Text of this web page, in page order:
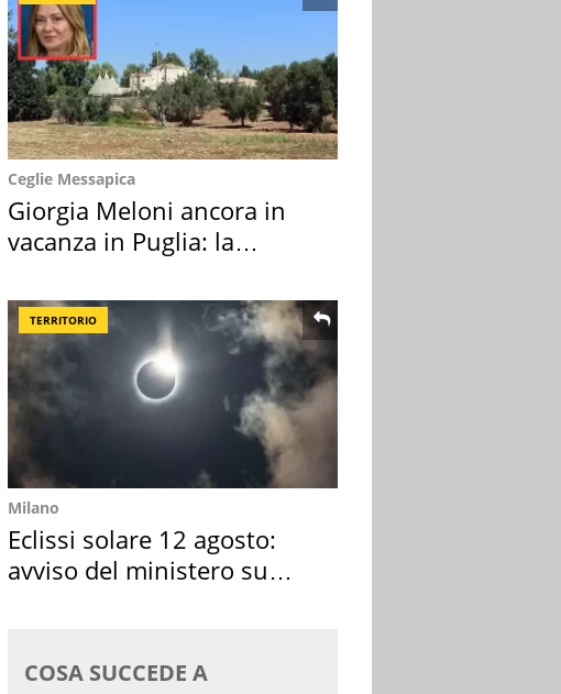
Ceglie Messapica
Giorgia Meloni ancora in
vacanza in Puglia: la
TERRITORIO
Milano
Eclissi solare 12 agosto:
avviso del ministero su